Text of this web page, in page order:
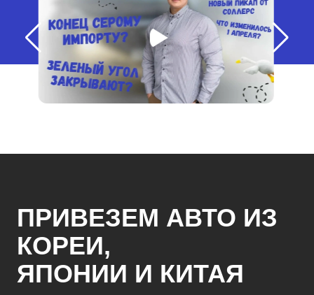
ПРИВЕЗЕМ АВТО ИЗ
КОРЕИ,
ЯПОНИИ И КИТАЯ